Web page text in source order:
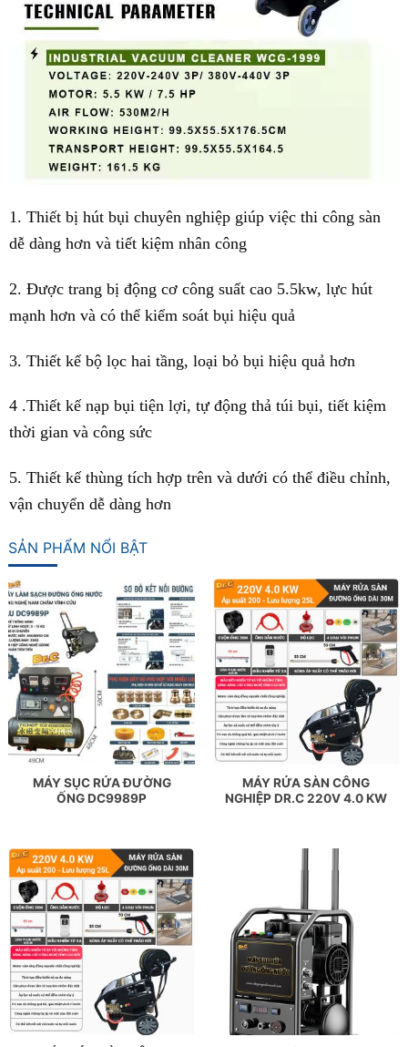
1. Thiết bị hút bụi chuyên nghiệp giúp việc thi công sàn
dễ dàng hơn và tiết kiệm nhân công
2. Được trang bị động cơ công suất cao 5.5kw, lực hút
mạnh hơn và có thể kiểm soát bụi hiệu quả
3. Thiết kế bộ lọc hai tầng, loại bỏ bụi hiệu quả hơn
4 .Thiết kế nạp bụi tiện lợi, tự động thả túi bụi, tiết kiệm
thời gian và công sức
5. Thiết kế thùng tích hợp trên và dưới có thể điều chỉnh,
vận chuyển dễ dàng hơn
SẢN PHẨM NỔI BẬT
MÁY SỤC RỬA ĐƯỜNG
ỐNG DC9989P
MÁY RỬA SÀN CÔNG
NGHIỆP DR.C 220V 4.0 KW